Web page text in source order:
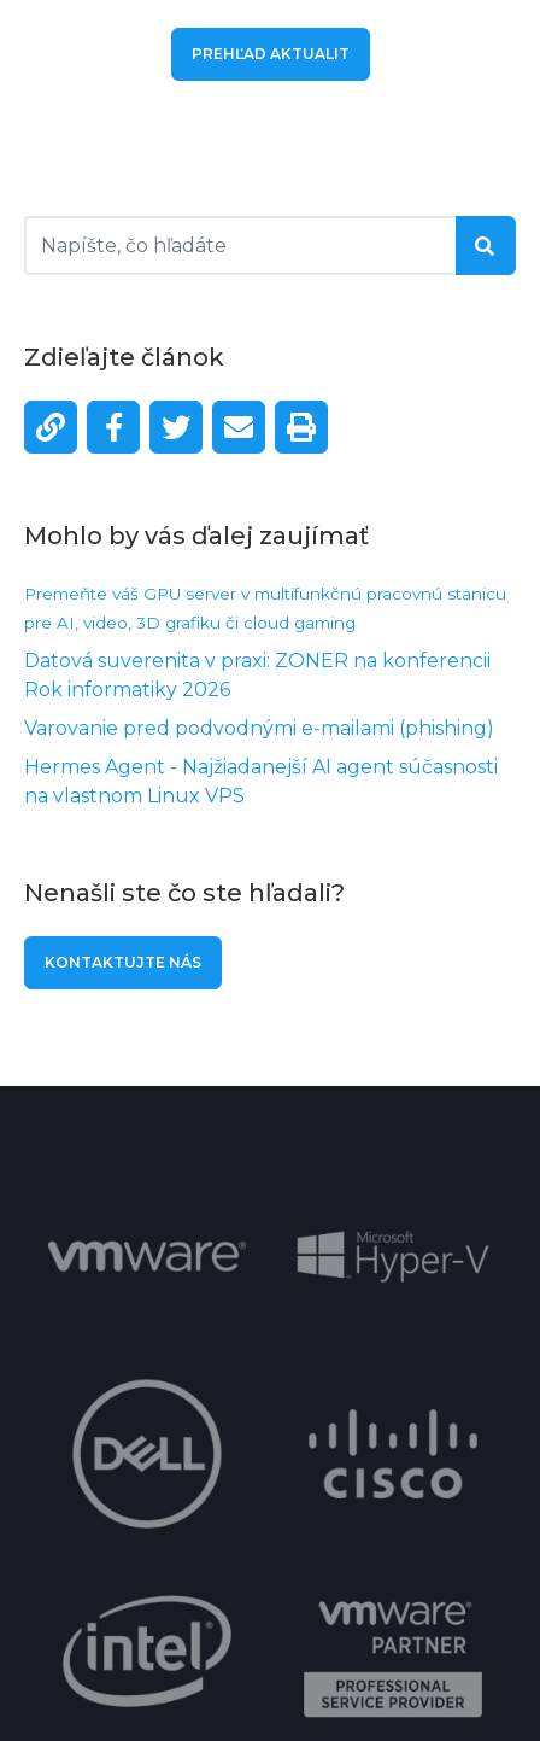
Zdieľajte článok
Mohlo by vás ďalej zaujímať
Premeňte váš GPU server v multifunkčnú pracovnú stanicu
pre AI, video, 3D grafiku či cloud gaming
Datová suverenita v praxi: ZONER na konferencii
Rok informatiky 2026
Varovanie pred podvodnými e-mailami (phishing)
Hermes Agent - Najžiadanejší AI agent súčasnosti
na vlastnom Linux VPS
Nenašli ste čo ste hľadali?
KONTAKTUJTE NÁS
PREHĽAD AKTUALIT